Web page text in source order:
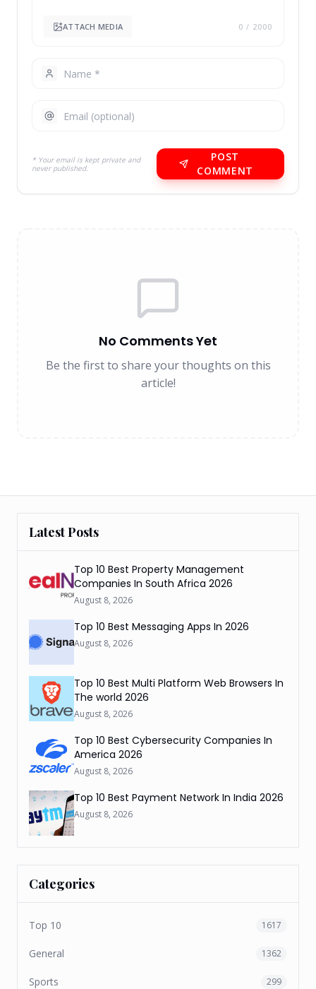
ATTACH MEDIA 0 / 2000
* Your email is kept private and
never published.
POST
COMMENT
No Comments Yet
Be the first to share your thoughts on this
article!
Latest Posts
Top 10 Best Property Management
Companies In South Africa 2026
August 8, 2026
Top 10 Best Messaging Apps In 2026
August 8, 2026
Top 10 Best Multi Platform Web Browsers In
The world 2026
August 8, 2026
Top 10 Best Cybersecurity Companies In
America 2026
August 8, 2026
Top 10 Best Payment Network In India 2026
August 8, 2026
Categories
Top 10 1617
General 1362
Sports 299